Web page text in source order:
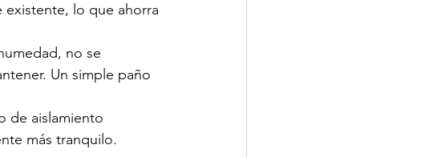
existente, lo que ahorra
no se
Un simple paño
de aislamiento
más tranquilo.